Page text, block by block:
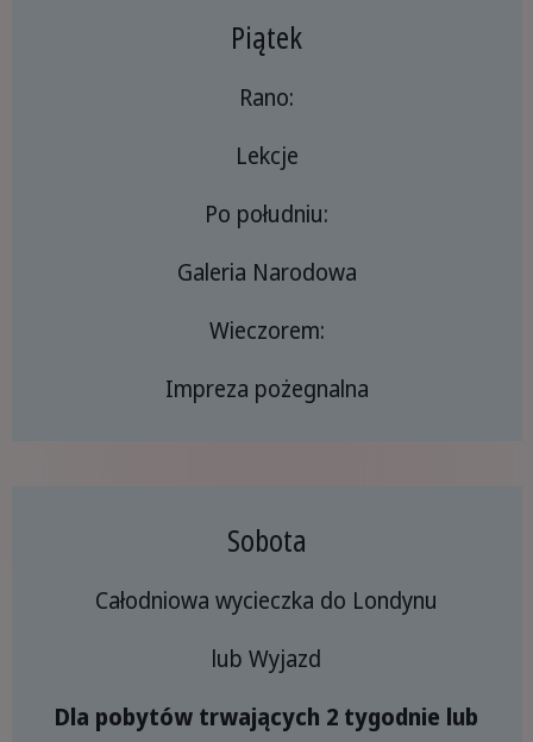
Piątek
Rano:
Lekcje
Po południu:
Galeria Narodowa
Wieczorem:
Impreza pożegnalna
Sobota
Całodniowa wycieczka do Londynu
lub Wyjazd
Dla pobytów trwających 2 tygodnie lub